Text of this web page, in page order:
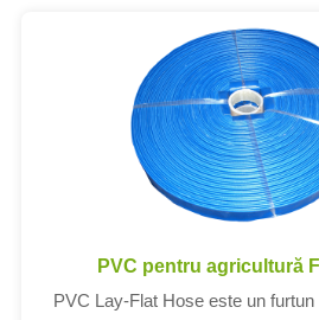
PVC pentru agricultură
PVC Lay-Flat Hose este un furtun